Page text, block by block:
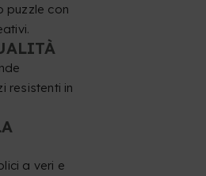
puzzle con
resistenti in
a veri e